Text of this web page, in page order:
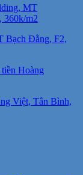
Bạch Đằng, F2,
Việt, Tân Bình,